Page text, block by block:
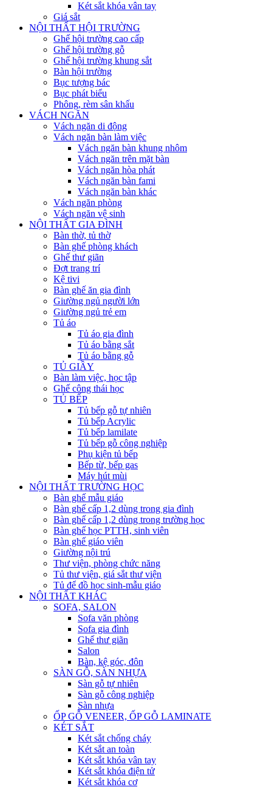
Két sắt khóa vân tay
Giá sắt
NỘI THẤT HỘI TRƯỜNG
Ghế hội trường cao cấp
Ghế hội trường gỗ
Ghế hội trường khung sắt
Bàn hội trường
Bục tượng bác
Bục phát biểu
Phông, rèm sân khấu
VÁCH NGĂN
Vách ngăn di động
Vách ngăn bàn làm việc
Vách ngăn bàn khung nhôm
Vách ngăn trên mặt bàn
Vách ngăn hòa phát
Vách ngăn bàn fami
Vách ngăn bàn khác
Vách ngăn phòng
Vách ngăn vệ sinh
NỘI THẤT GIA ĐÌNH
Bàn thờ, tủ thờ
Bàn ghế phòng khách
Ghế thư giãn
Đợt trang trí
Kệ tivi
Bàn ghế ăn gia đình
Giường ngủ người lớn
Giường ngủ trẻ em
Tủ áo
Tủ áo gia đình
Tủ áo bằng sắt
Tủ áo bằng gỗ
TỦ GIẦY
Bàn làm việc, học tập
Ghế công thái học
TỦ BẾP
Tủ bếp gỗ tự nhiên
Tủ bếp Acrylic
Tủ bếp lamilate
Tủ bếp gỗ công nghiệp
Phụ kiện tủ bếp
Bếp từ, bếp gas
Máy hút mùi
NỘI THẤT TRƯỜNG HỌC
Bàn ghế mẫu giáo
Bàn ghế cấp 1,2 dùng trong gia đình
Bàn ghế cấp 1,2 dùng trong trường học
Bàn ghế học PTTH, sinh viên
Bàn ghế giáo viên
Giường nội trú
Thư viện, phòng chức năng
Tủ thư viện, giá sắt thư viện
Tủ để đồ học sinh-mẫu giáo
NỘI THẤT KHÁC
SOFA, SALON
Sofa văn phòng
Sofa gia đình
Ghế thư giãn
Salon
Bàn, kệ góc, đôn
SÀN GỖ, SÀN NHỰA
Sàn gỗ tự nhiên
Sàn gỗ công nghiệp
Sàn nhựa
ỐP GỖ VENEER, ỐP GỖ LAMINATE
KÉT SẮT
Két sắt chống cháy
Két sắt an toàn
Két sắt khóa vân tay
Két sắt khóa điện tử
Két sắt khóa cơ